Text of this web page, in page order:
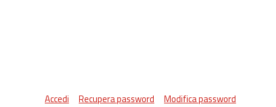
Accedi Recupera password Modifica password